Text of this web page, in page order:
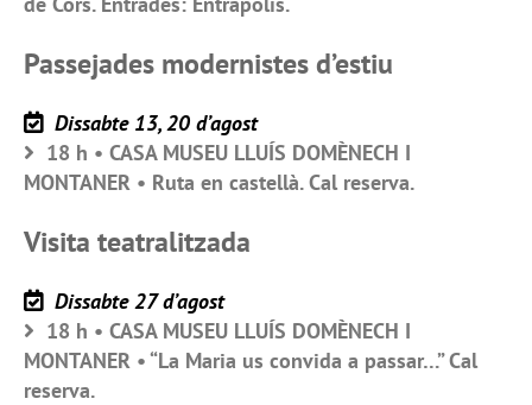
Passejades modernistes d’estiu
Dissabte 13, 20 d’agost
18 h • CASA MUSEU LLUÍS DOMÈNECH I
MONTANER • Ruta en castellà. Cal reserva.
Visita teatralitzada
Dissabte 27 d’agost
18 h • CASA MUSEU LLUÍS DOMÈNECH I
MONTANER • “La Maria us convida a passar…” Cal
reserva.